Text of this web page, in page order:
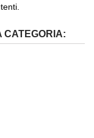
CATEGORIA: